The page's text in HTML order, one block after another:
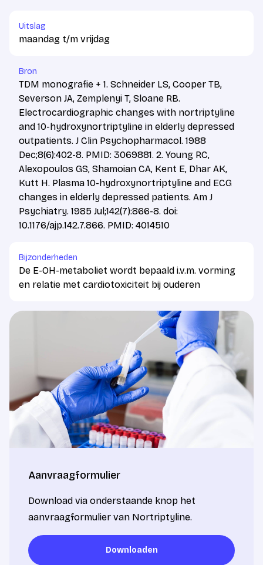
Uitslag
maandag t/m vrijdag
Bron
TDM monografie + 1. Schneider LS, Cooper TB,
Severson JA, Zemplenyi T, Sloane RB.
Electrocardiographic changes with nortriptyline
and 10-hydroxynortriptyline in elderly depressed
outpatients. J Clin Psychopharmacol. 1988
Dec;8(6):402-8. PMID: 3069881. 2. Young RC,
Alexopoulos GS, Shamoian CA, Kent E, Dhar AK,
Kutt H. Plasma 10-hydroxynortriptyline and ECG
changes in elderly depressed patients. Am J
Psychiatry. 1985 Jul;142(7):866-8. doi:
10.1176/ajp.142.7.866. PMID: 4014510
Bijzonderheden
De E-OH-metaboliet wordt bepaald i.v.m. vorming
en relatie met cardiotoxiciteit bij ouderen
Aanvraagformulier
Download via onderstaande knop het
aanvraagformulier van Nortriptyline.
Downloaden